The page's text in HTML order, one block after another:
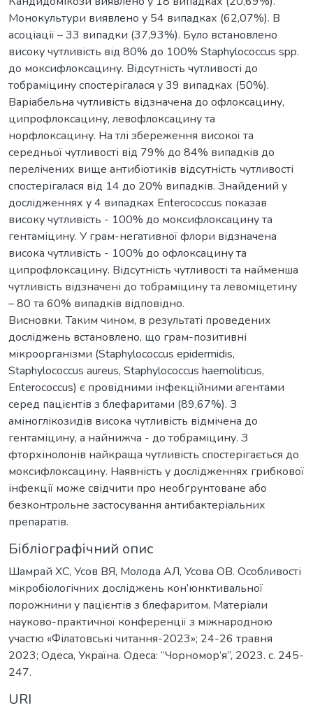
Монокультури виявлено у 54 випадках (62,07%). В
асоціації – 33 випадки (37,93%). Було встановлено
високу чутливість від 80% до 100% Staphylococcus spp.
до моксифлоксацину. Відсутність чутливості до
тобраміцину спостерігалася у 39 випадках (50%).
Варіабельна чутливість відзначена до офлоксацину,
ципрофлоксацину, левофлоксацину та
норфлоксацину. На тлі збереження високої та
середньої чутливості від 79% до 84% випадків до
перелічених вище антибіотиків відсутність чутливості
спостерігалася від 14 до 20% випадків. Знайдений у
дослідженнях у 4 випадках Enterococcus показав
високу чутливість - 100% до моксифлоксацину та
гентаміцину. У грам-негативної флори відзначена
висока чутливість - 100% до офлоксацину та
ципрофлоксацину. Відсутність чутливості та найменша
чутливість відзначені до тобраміцину та левоміцетину
– 80 та 60% випадків відповідно.
Висновки. Таким чином, в результаті проведених
досліджень встановлено, що грам-позитивні
мікроорганізми (Staphylococcus epidermidis,
Staphylococcus aureus, Staphylococcus haemoliticus,
Enterococcus) є провідними інфекційними агентами
серед пацієнтів з блефаритами (89,67%). З
аміноглікозидів висока чутливість відмічена до
гентаміцину, а найнижча - до тобраміцину. З
фторхінолонів найкраща чутливість спостерігається до
моксифлоксацину. Наявність у дослідженнях грибкової
інфекції може свідчити про необґрунтоване або
безконтрольне застосування антибактеріальних
препаратів.
Бібліографічний опис
Шамрай ХС, Усов ВЯ, Молода АЛ, Усова ОВ. Особливості
мікробіологічних досліджень кон’юнктивальної
порожнини у пацієнтів з блефаритом. Матеріали
науково-практичної конференції з міжнародною
участю «Філатовські читання-2023»; 24-26 травня
2023; Одеса, Україна. Одеса: “Чорномор’я”, 2023. c. 245-
247.
URI